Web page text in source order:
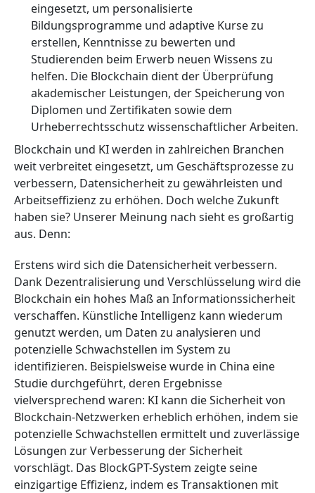
eingesetzt, um personalisierte
Bildungsprogramme und adaptive Kurse zu
erstellen, Kenntnisse zu bewerten und
Studierenden beim Erwerb neuen Wissens zu
helfen. Die Blockchain dient der Überprüfung
akademischer Leistungen, der Speicherung von
Diplomen und Zertifikaten sowie dem
Urheberrechtsschutz wissenschaftlicher Arbeiten.
Blockchain und KI werden in zahlreichen Branchen
weit verbreitet eingesetzt, um Geschäftsprozesse zu
verbessern, Datensicherheit zu gewährleisten und
Arbeitseffizienz zu erhöhen. Doch welche Zukunft
haben sie? Unserer Meinung nach sieht es großartig
aus. Denn:
Erstens wird sich die Datensicherheit verbessern.
Dank Dezentralisierung und Verschlüsselung wird die
Blockchain ein hohes Maß an Informationssicherheit
verschaffen. Künstliche Intelligenz kann wiederum
genutzt werden, um Daten zu analysieren und
potenzielle Schwachstellen im System zu
identifizieren. Beispielsweise wurde in China eine
Studie durchgeführt, deren Ergebnisse
vielversprechend waren: KI kann die Sicherheit von
Blockchain-Netzwerken erheblich erhöhen, indem sie
potenzielle Schwachstellen ermittelt und zuverlässige
Lösungen zur Verbesserung der Sicherheit
vorschlägt. Das BlockGPT-System zeigte seine
einzigartige Effizienz, indem es Transaktionen mit